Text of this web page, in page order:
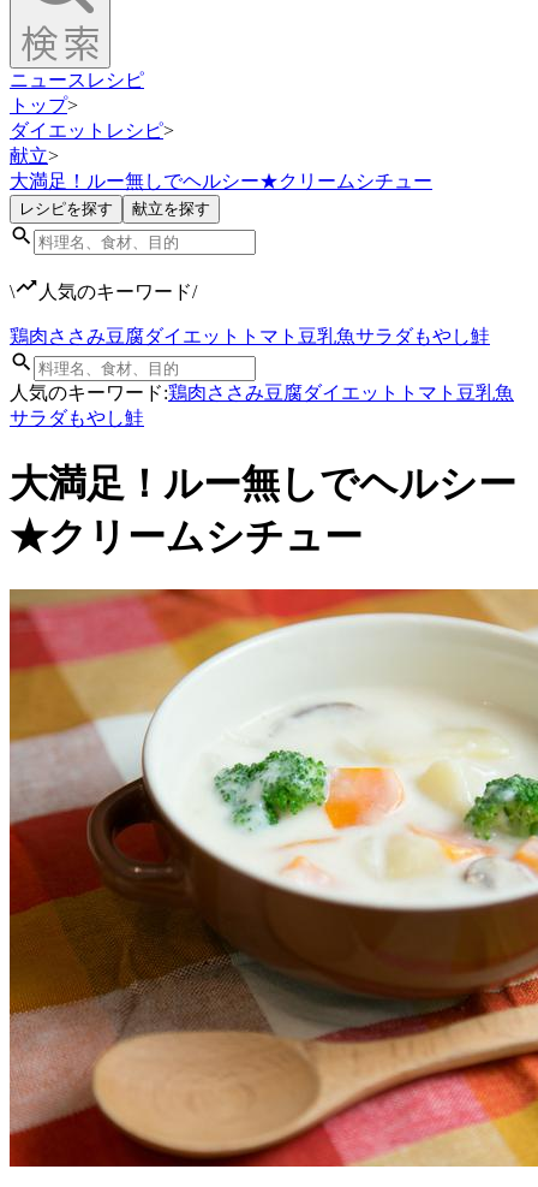
ニュース レシピ
トップ>
ダイエットレシピ>
献立>
大満足！ルー無しでヘルシー★クリームシチュー
レシピを探す 献立を探す
\ 人気のキーワード/
鶏肉ささみ豆腐ダイエット トマト 豆乳魚サラダもやし鮭
人気のキーワード:鶏肉ささみ豆腐ダイエット トマト 豆乳魚
サラダもやし鮭
大満足！ルー無しでヘルシー
★クリームシチュー